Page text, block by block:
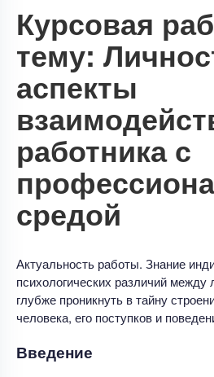
Курсовая
тему:
аспекты
работника с
средой
Актуальность работы. Знание
психологических различий
глубже проникнуть в тайну
человека, его поступков и
Введение